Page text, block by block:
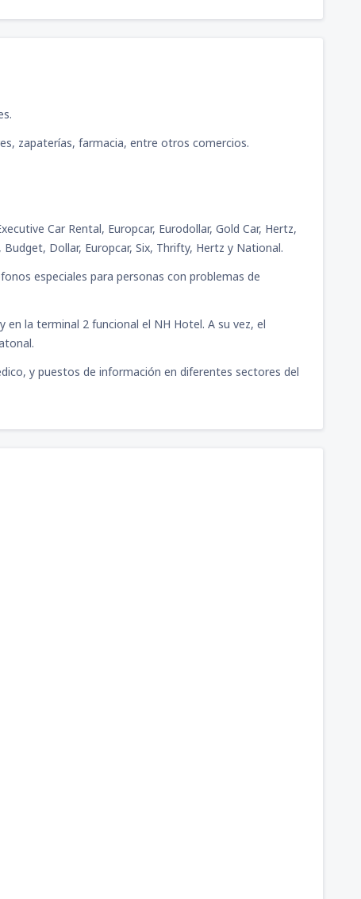
zapaterías, farmacia, entre otros comercios.
Car Rental, Europcar, Eurodollar, Gold Car, Hertz,
Dollar, Europcar, Six, Thrifty, Hertz y National.
especiales para personas con problemas de
la terminal 2 funcional el NH Hotel. A su vez, el
y puestos de información en diferentes sectores del